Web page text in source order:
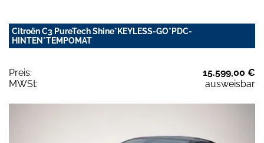
Citroën C3 PureTech Shine*KEYLESS-GO*PDC-
HINTEN*TEMPOMAT
Preis:
15.599,00 €
MWSt:
ausweisbar